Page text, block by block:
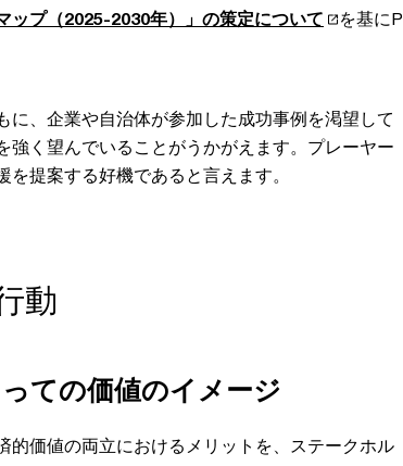
ップ（2025-2030年）」の策定について
を基にP
、企業や自治体が参加した成功事例を渇望して
く望んでいることがうかがえます。プレーヤー
提案する好機であると言えます。
動
ての価値のイメージ
的価値の両立におけるメリットを、ステークホル